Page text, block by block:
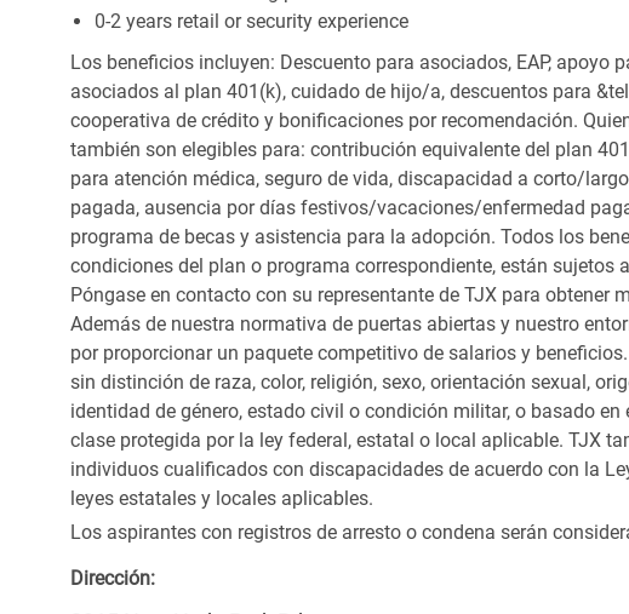
0-2 years retail or security experience
Los beneficios incluyen: Descuento para asociados, EAP, apoyo
asociados al plan 401(k), cuidado de hijo/a, descuentos para
cooperativa de crédito y bonificaciones por recomendación.
también son elegibles para: contribución equivalente del plan
para atención médica, seguro de vida, discapacidad a corto/
pagada, ausencia por días festivos/vacaciones/enfermedad
programa de becas y asistencia para la adopción. Todos los
condiciones del plan o programa correspondiente, están sujetos
Póngase en contacto con su representante de TJX para obtener
Además de nuestra normativa de puertas abiertas y nuestro
por proporcionar un paquete competitivo de salarios y
sin distinción de raza, color, religión, sexo, orientación sexual,
identidad de género, estado civil o condición militar, o basado
clase protegida por la ley federal, estatal o local aplicable. TJX
individuos cualificados con discapacidades de acuerdo con la
leyes estatales y locales aplicables.
Los aspirantes con registros de arresto o condena serán
Dirección: